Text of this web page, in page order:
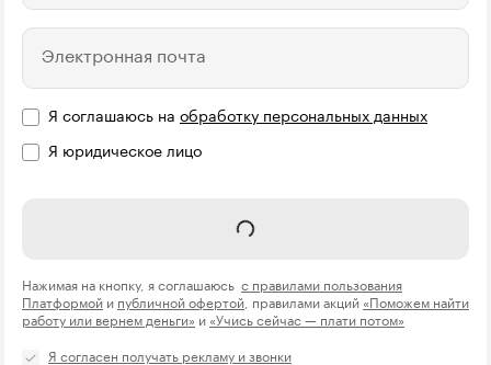
Электронная почта
Я соглашаюсь на обработку персональных данных
Я юридическое лицо
Записаться
Нажимая на кнопку, я соглашаюсь с правилами пользования
Платформой и публичной офертой , правилами акций «Поможем найти
работу или вернем деньги» и «Учись сейчас — плати потом»
Я согласен получать рекламу и звонки